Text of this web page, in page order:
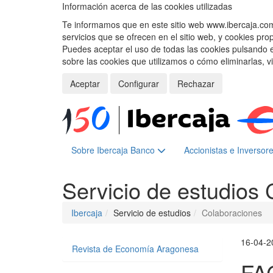
Información acerca de las cookies utilizadas
Te informamos que en este sitio web
servicios que se ofrecen en el sitio web, y cookies
Puedes aceptar el uso de todas las cookies pulsando
sobre las cookies que utilizamos o cómo eliminarlas,
Aceptar
Configurar Rechazar
Sobre Ibercaja Banco Accionistas e
Servicio de estudios
Ibercaja Servicio de estudios Colaboraciones
16-04-
Revista de Economía Aragonesa